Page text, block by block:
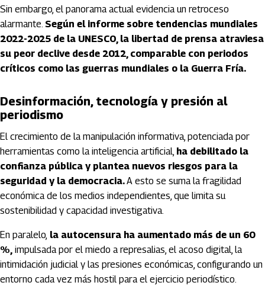
Sin embargo, el panorama actual evidencia un retroceso
alarmante. Según el informe sobre tendencias mundiales
2022-2025 de la UNESCO, la libertad de prensa atraviesa
su peor declive desde 2012, comparable con periodos
críticos como las guerras mundiales o la Guerra Fría.
Desinformación, tecnología y presión al
periodismo
El crecimiento de la manipulación informativa, potenciada por
herramientas como la inteligencia artificial, ha debilitado la
confianza pública y plantea nuevos riesgos para la
seguridad y la democracia.A esto se suma la fragilidad
económica de los medios independientes, que limita su
sostenibilidad y capacidad investigativa.
En paralelo, la autocensura ha aumentado más de un 60
%, impulsada por el miedo a represalias, el acoso digital, la
intimidación judicial y las presiones económicas, configurando un
entorno cada vez más hostil para el ejercicio periodístico.